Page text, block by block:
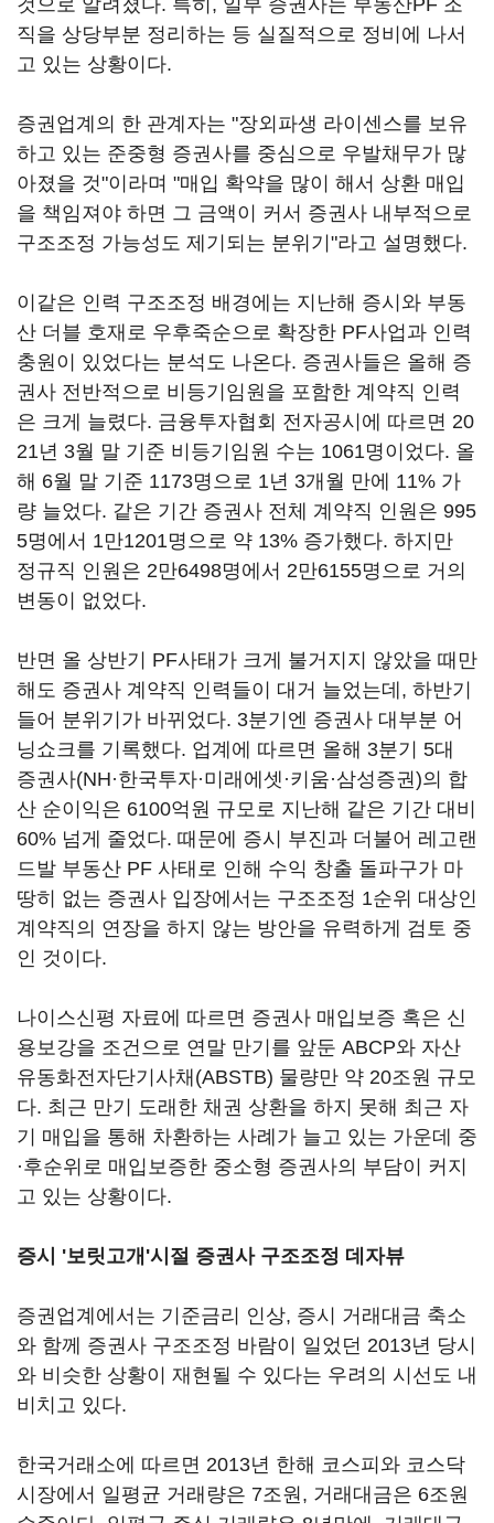
것으로 알려졌다. 특히, 일부 증권사는 부동산PF 조
직을 상당부분 정리하는 등 실질적으로 정비에 나서
고 있는 상황이다.
증권업계의 한 관계자는 "장외파생 라이센스를 보유
하고 있는 준중형 증권사를 중심으로 우발채무가 많
아졌을 것"이라며 "매입 확약을 많이 해서 상환 매입
을 책임져야 하면 그 금액이 커서 증권사 내부적으로
구조조정 가능성도 제기되는 분위기"라고 설명했다.
이같은 인력 구조조정 배경에는 지난해 증시와 부동
산 더블 호재로 우후죽순으로 확장한 PF사업과 인력
충원이 있었다는 분석도 나온다. 증권사들은 올해 증
권사 전반적으로 비등기임원을 포함한 계약직 인력
은 크게 늘렸다. 금융투자협회 전자공시에 따르면 20
21년 3월 말 기준 비등기임원 수는 1061명이었다. 올
해 6월 말 기준 1173명으로 1년 3개월 만에 11% 가
량 늘었다. 같은 기간 증권사 전체 계약직 인원은 995
5명에서 1만1201명으로 약 13% 증가했다. 하지만
정규직 인원은 2만6498명에서 2만6155명으로 거의
변동이 없었다.
반면 올 상반기 PF사태가 크게 불거지지 않았을 때만
해도 증권사 계약직 인력들이 대거 늘었는데, 하반기
들어 분위기가 바뀌었다. 3분기엔 증권사 대부분 어
닝쇼크를 기록했다. 업계에 따르면 올해 3분기 5대
증권사(NH·한국투자·미래에셋·키움·삼성증권)의 합
산 순이익은 6100억원 규모로 지난해 같은 기간 대비
60% 넘게 줄었다. 때문에 증시 부진과 더불어 레고랜
드발 부동산 PF 사태로 인해 수익 창출 돌파구가 마
땅히 없는 증권사 입장에서는 구조조정 1순위 대상인
계약직의 연장을 하지 않는 방안을 유력하게 검토 중
인 것이다.
나이스신평 자료에 따르면 증권사 매입보증 혹은 신
용보강을 조건으로 연말 만기를 앞둔 ABCP와 자산
유동화전자단기사채(ABSTB) 물량만 약 20조원 규모
다. 최근 만기 도래한 채권 상환을 하지 못해 최근 자
기 매입을 통해 차환하는 사례가 늘고 있는 가운데 중
·후순위로 매입보증한 중소형 증권사의 부담이 커지
고 있는 상황이다.
증시 '보릿고개'시절 증권사 구조조정 데자뷰
증권업계에서는 기준금리 인상, 증시 거래대금 축소
와 함께 증권사 구조조정 바람이 일었던 2013년 당시
와 비슷한 상황이 재현될 수 있다는 우려의 시선도 내
비치고 있다.
한국거래소에 따르면 2013년 한해 코스피와 코스닥
시장에서 일평균 거래량은 7조원, 거래대금은 6조원